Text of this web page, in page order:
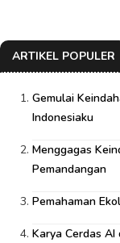
ARTIKEL POPULER
Gemulai
Indonesiaku
Menggagas
Pemandangan
Pemahaman
Karya Cerdas AI